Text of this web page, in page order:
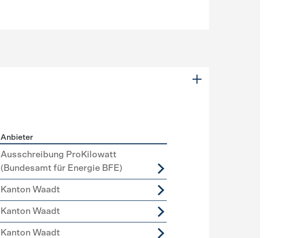
Anbieter
Ausschreibung ProKilowatt
(Bundesamt für Energie BFE)
Kanton Waadt
Kanton Waadt
Kanton Waadt